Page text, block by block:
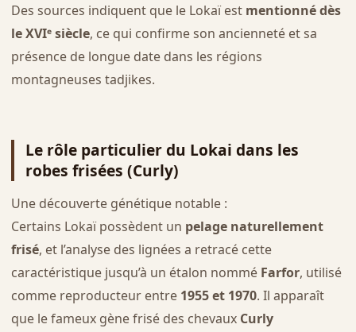
Des sources indiquent que le Lokaï est mentionné dès
le XVIᵉ siècle, ce qui confirme son ancienneté et sa
présence de longue date dans les régions
montagneuses tadjikes.
Le rôle particulier du Lokai dans les
robes frisées (Curly)
Une découverte génétique notable :
Certains Lokaï possèdent un pelage naturellement
frisé, et l’analyse des lignées a retracé cette
caractéristique jusqu’à un étalon nommé Farfor, utilisé
comme reproducteur entre 1955 et 1970. Il apparaît
que le fameux gène frisé des chevaux Curly